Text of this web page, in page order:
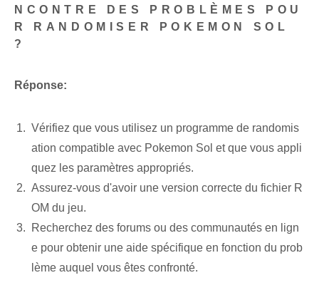
NCONTRE DES PROBLÈMES POU
R RANDOMISER POKEMON SOL
?
Réponse:
Vérifiez que vous utilisez un programme de randomis
ation compatible avec Pokemon Sol et que vous appli
quez les paramètres appropriés.
Assurez-vous d'avoir une version correcte du fichier R
OM du jeu.
Recherchez des forums ou des communautés en lign
e pour obtenir une aide spécifique en fonction du prob
lème auquel vous êtes confronté.